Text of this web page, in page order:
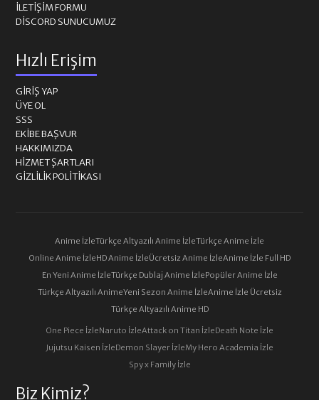
Biz Kimiz?
İLETIŞIM FORMU
DISCORD SUNUCUMUZ
Hızlı Erişim
GIRIŞ YAP
ÜYE OL
SSS
EKIBE BAŞVUR
HAKKIMIZDA
HIZMET ŞARTLARI
GIZLILIK POLITIKASI
Anime İzleTürkçe Altyazılı Anime İzleTürkçe Anime İzle
Online Anime İzleHD Anime İzleÜcretsiz Anime İzleAnime İzle Full HD
En Yeni Anime İzleTürkçe Dublaj Anime İzlePopüler Anime İzle
Türkçe Altyazılı AnimeYeni Sezon Anime İzleAnime İzle Ücretsiz
Türkçe Altyazılı Anime HD
One Piece İzleNaruto İzleAttack on Titan İzleDeath Note İzle
Jujutsu Kaisen İzleDemon Slayer İzleMy Hero Academia İzle
Spy x Family İzle